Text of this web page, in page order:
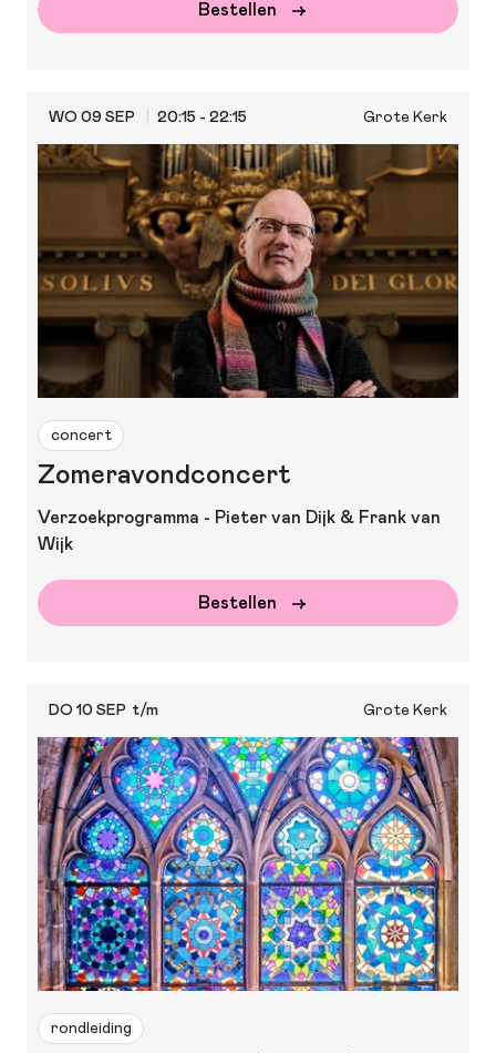
Bestellen
WO 09 SEP 20:15 - 22:15 Grote Kerk
concert
Zomeravondconcert
Verzoekprogramma - Pieter van Dijk & Frank van
Wijk
Bestellen
DO 10 SEP t/m Grote Kerk
rondleiding